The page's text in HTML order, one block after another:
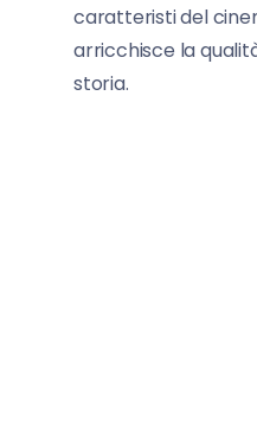
caratteristi del
arricchisce la
storia.